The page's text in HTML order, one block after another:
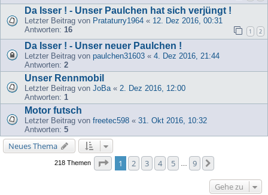
Da Isser ! - Unser Paulchen hat sich verjüngt !
Letzter Beitrag von Prataturry1964 « 12. Dez 2016, 00:31
Antworten: 16 1 2
Da Isser ! - Unser neuer Paulchen !
Letzter Beitrag von paulchen31603 « 4. Dez 2016, 21:44
Antworten: 2
Unser Rennmobil
Letzter Beitrag von JoBa « 2. Dez 2016, 12:00
Antworten: 1
Motor futsch
Letzter Beitrag von freetec598 « 31. Okt 2016, 10:32
Antworten: 5
Neues Thema
218 Themen Seite von
1 2 3 4 5 9
Gehe zu